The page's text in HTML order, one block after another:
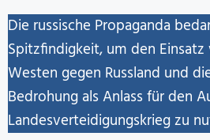
Die russische Propaganda
Spitzfindigkeit, um den
Westen gegen Russland und
Bedrohung als Anlass für den
Landesverteidigungskrieg zu